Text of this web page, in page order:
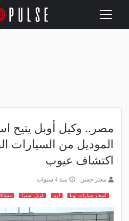
Toggle
مصر.. وكيل أوبل يتيح
الموديل من السيارات
اكتشاف عيوب
معتز حسن منذ 4 سنوات
أسعار سيارات أوبل أوبل اوبل استرا